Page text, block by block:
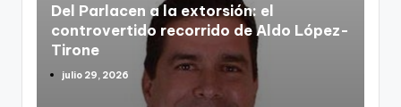
Del Parlacen a la extorsión: el
controvertido recorrido de Aldo López-
Tirone
julio 29, 2026